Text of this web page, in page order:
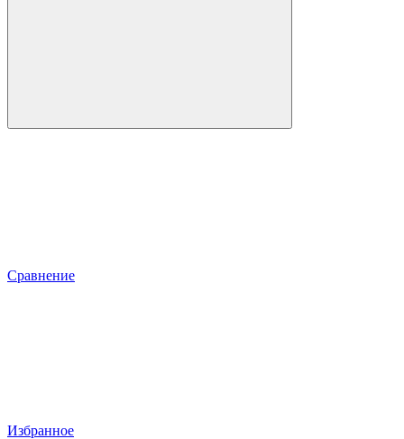
Сравнение
Избранное